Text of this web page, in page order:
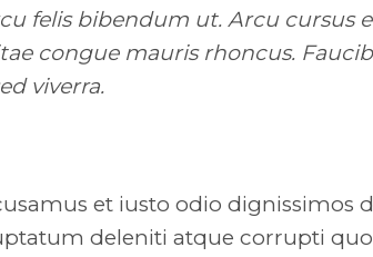
felis bibendum ut. Arcu cursus
congue mauris rhoncus.
viverra.
et iusto odio dignissimos
deleniti atque corrupti